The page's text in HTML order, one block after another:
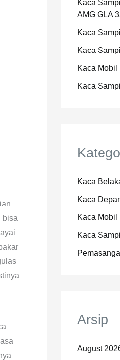
bisa
Kaca
AMG GLA
Kaca
Kaca
Kaca Mobil
Kaca
Kaca
Kaca
Kaca Mobil
Kaca
Arsip
August